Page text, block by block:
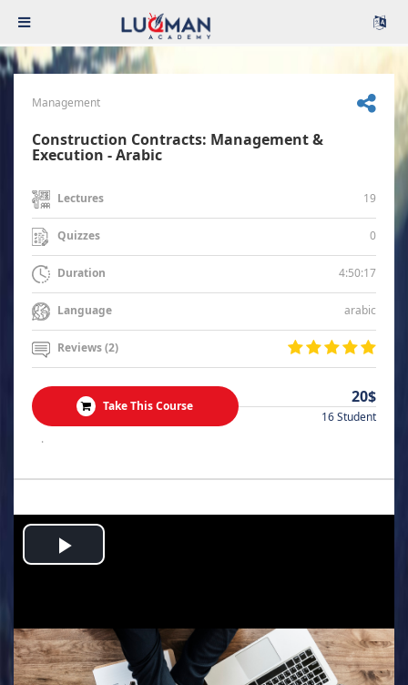
Management
Construction Contracts: Management &
Execution - Arabic
Lectures 19
Quizzes 0
Duration 4:50:17
Language arabic
Reviews (2)
Take This Course 20$
16 Student
.
Play